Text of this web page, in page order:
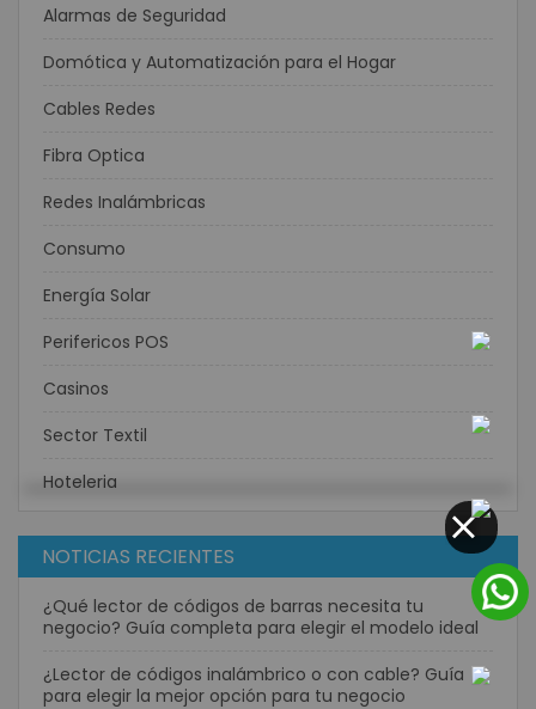
Alarmas de Seguridad
Domótica y Automatización para el Hogar
Cables Redes
Fibra Optica
Redes Inalámbricas
Consumo
Energía Solar
Perifericos POS
Casinos
Sector Textil
Hoteleria
NOTICIAS RECIENTES
¿Qué lector de códigos de barras necesita tu
negocio? Guía completa para elegir el modelo ideal
¿Lector de códigos inalámbrico o con cable? Guía
para elegir la mejor opción para tu negocio
CLOSE